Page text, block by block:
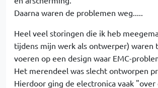
Daarna waren de problemen weg.....
Heel veel storingen die ik heb
tijdens mijn werk als ontwerper) waren
voeren op een design waar EMC-
Het merendeel was slecht ontworpen
Hierdoor ging de electronica vaak "over